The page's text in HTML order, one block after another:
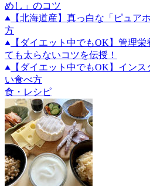
めし」のコツ
【北海道産】真っ白な「ピュア
方
【ダイエット中でもOK】管理
ても太らないコツを伝授！
【ダイエット中でもOK】イン
い食べ方
食・レシピ